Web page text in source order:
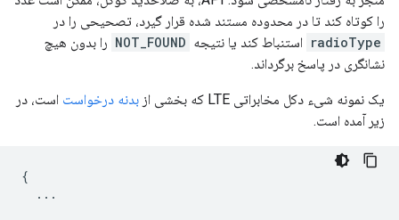
را کوتاه کند تا در محدوده مستند شده قرار گیرد، تصحیحی را در
radioType استنباط کند یا نتیجه NOT_FOUND را بدون هیچ
نشانگری در پاسخ برگرداند.
یک نمونه شیء دکل مخابراتی LTE که بخشی از بدنه درخواست است، در
زیر آمده است.
{
...